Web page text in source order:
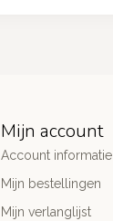
Mijn account
Account informatie
Mijn bestellingen
Mijn verlanglijst